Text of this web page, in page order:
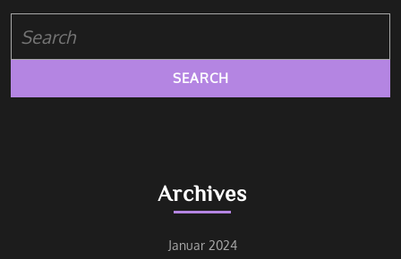
for:
Archives
Januar 2024